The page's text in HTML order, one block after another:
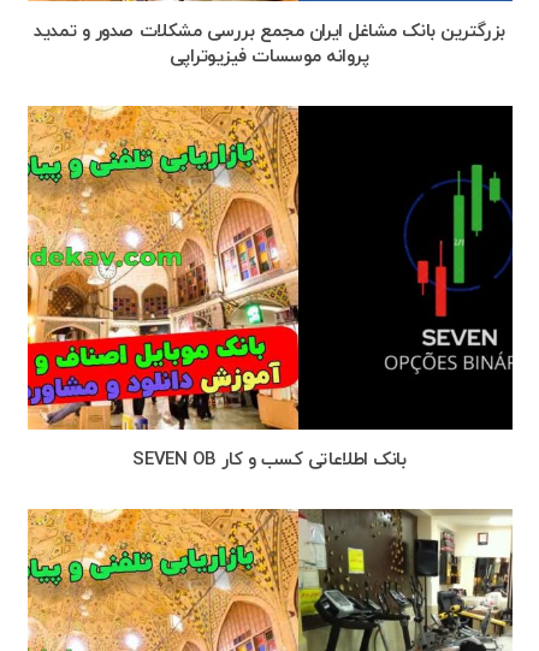
بزرگترین بانک مشاغل ایران مجمع بررسی مشکلات صدور و تمدید
پروانه موسسات فیزیوتراپی
بانک اطلاعاتی کسب و کار SEVEN OB